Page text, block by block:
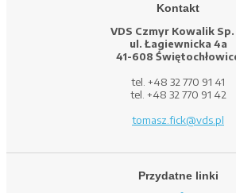
Kontakt
VDS Czmyr Kowalik Sp.
ul. Łagiewnicka 4a
41-608
tel. +48 32 770 91 41
tel. +48 32 770 91 42
tomasz.fick@vds.pl
Przydatne linki